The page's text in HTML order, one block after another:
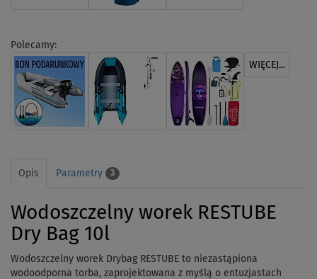
Polecamy:
WIĘCEJ...
Opis Parametry 3
Wodoszczelny worek RESTUBE
Dry Bag 10l
Wodoszczelny worek Drybag RESTUBE to niezastąpiona
wodoodporna torba, zaprojektowana z myślą o entuzjastach